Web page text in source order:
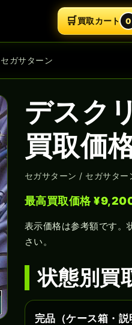
🛒買取カート 0
ガサターン
デスク
買取価
セガサターン / セガサター
最高買取価格
表示価格は参考額です。
さい。
状態別買
完品（ケース箱・説